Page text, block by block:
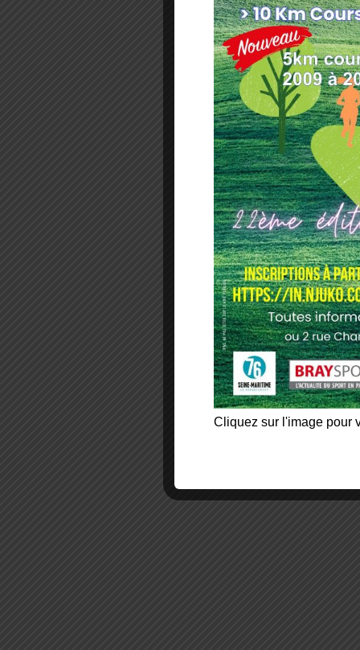
Cliquez sur l'image pour